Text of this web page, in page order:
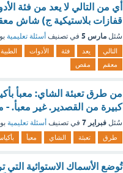
قفازات بلاستيكية ج) شاش
سُئل مارس 5 في تصنيف أسئلة تعليمية
التالي يعد فئة الأدوات الطبية
معقم
مقص
من طرق تعبئة الشاي: معبأ
كبيرة من القصدير. غير معبأ. -
سُئل فبراير 7 في تصنيف أسئلة تعليمية
طرق تعبئة الشاي معبأ
تُوضع الأسماك الاستوائية